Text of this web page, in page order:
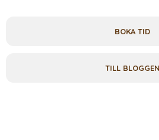
BOKA TID
TILL BLOGGEN